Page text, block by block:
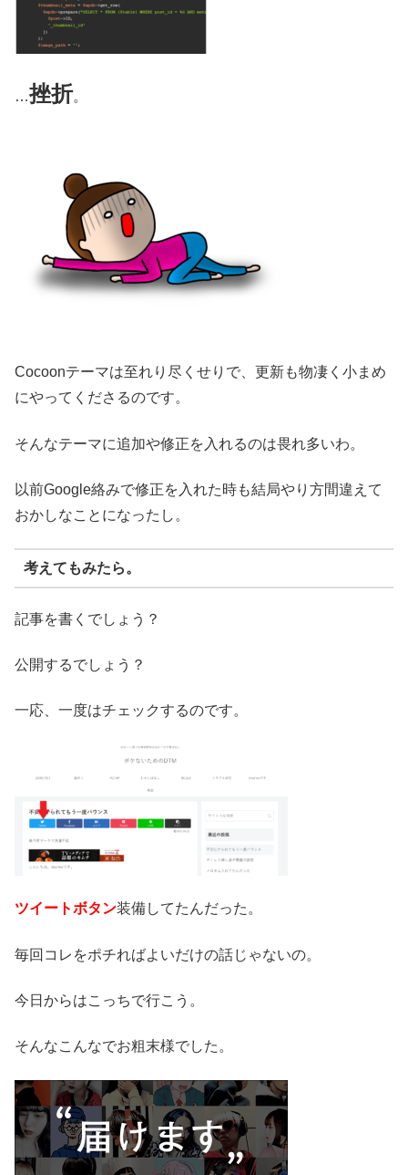
…挫折。
Cocoonテーマは至れり尽くせりで、更新も物凄く小まめ
にやってくださるのです。
そんなテーマに追加や修正を入れるのは畏れ多いわ。
以前Google絡みで修正を入れた時も結局やり方間違えて
おかしなことになったし。
考えてもみたら。
記事を書くでしょう？
公開するでしょう？
一応、一度はチェックするのです。
ツイートボタン装備してたんだった。
毎回コレをポチればよいだけの話じゃないの。
今日からはこっちで行こう。
そんなこんなでお粗末様でした。